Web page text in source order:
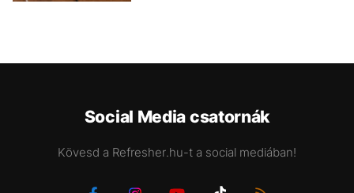
Social Media csatornák
Kövesd a Refresher.hu-t a social mediában!